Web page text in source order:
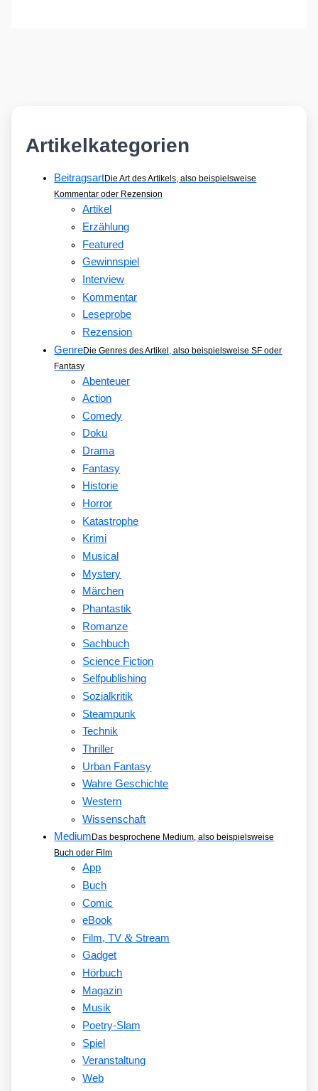
Artikelkategorien
BeitragsartDie Art des Artikels, also beispielsweise
Kommentar oder Rezension
Artikel
Erzählung
Featured
Gewinnspiel
Interview
Kommentar
Leseprobe
Rezension
GenreDie Genres des Artikel, also beispielsweise SF oder
Fantasy
Abenteuer
Action
Comedy
Doku
Drama
Fantasy
Historie
Horror
Katastrophe
Krimi
Musical
Mystery
Märchen
Phantastik
Romanze
Sachbuch
Science Fiction
Selfpublishing
Sozialkritik
Steampunk
Technik
Thriller
Urban Fantasy
Wahre Geschichte
Western
Wissenschaft
Medium Das besprochene Medium, also beispielsweise
Buch oder Film
App
Buch
Comic
eBook
Film, TV&Stream
Gadget
Hörbuch
Magazin
Musik
Poetry-Slam
Spiel
Veranstaltung
Web